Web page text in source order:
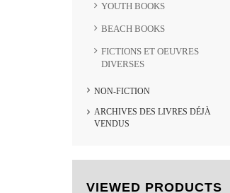
YOUTH BOOKS
BEACH BOOKS
FICTIONS ET OEUVRES
DIVERSES
NON-FICTION
ARCHIVES DES LIVRES DÉJÀ
VENDUS
VIEWED PRODUCTS